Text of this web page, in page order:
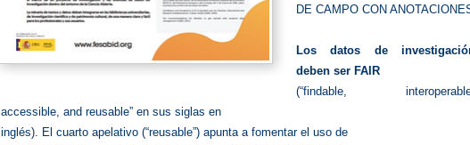
DE CAMPO CON
Los datos de
deben serFAIR
(“findable,
accessible, and reusable” en sus siglas en
inglés). El cuarto apelativo (“reusable”) apunta a fomentar el uso de